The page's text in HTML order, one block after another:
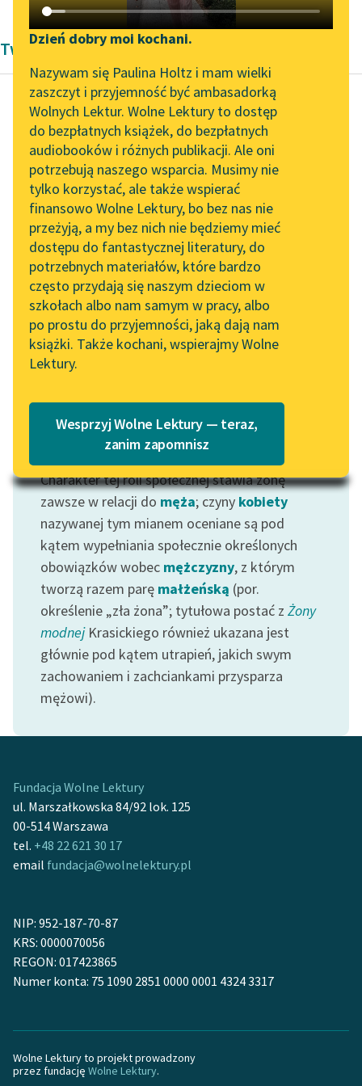
Katalog DAISY
Podkasty o książkach
Zgłoś brak utworu
Aktualności
„Prokurator Alicja Horn”
do słuchania
Byliśmy częścią AI Impact
Lab
Zapraszamy na spotkanie
online z tłumaczkami
literatury skandynawskiej
Spotkanie z Katarzyną
Tunkiel w Oslo
102. lata temu zmarł
Joseph Conrad
Lektury szkolne i klasyka
literatury do słuchania dla
uczennic i uczniów z
niepełnosprawnościami
E-kolekcja lektur
szkolnych i literatury do
słuchania dla uczennic i
uczniów z
niepełnosprawnościami
Feministyczne inspiracje.
Popularyzacja
skandynawskiej literatury
feministycznej
Ręce pełne poezji
twórców przechodzących
do domeny publicznej,
lektur szkolnych oraz
Starego Testamentu
Odkurzamy bohaterów
Lektur
Narzędzia
Mapa Wolnych Lektur
Leśmianator
Przewodnik dla piszących i
czytających
API
OAI-PMH
Widget Wolnych Lektur
Przypisy
Katalog w formacie PDF
O nas
O projekcie
Zespół
Dzień dobry moi kochani.
Nazywam się Paulina Holtz i mam wielki
zaszczyt i przyjemność być ambasadorką
Wolnych Lektur. Wolne Lektury to dostęp
do bezpłatnych książek, do bezpłatnych
audiobooków i różnych publikacji. Ale oni
potrzebują naszego wsparcia. Musimy nie
tylko korzystać, ale także wspierać
finansowo Wolne Lektury, bo bez nas nie
przeżyją, a my bez nich nie będziemy mieć
dostępu do fantastycznej literatury, do
potrzebnych materiałów, które bardzo
często przydają się naszym dzieciom w
szkołach albo nam samym w pracy, albo
po prostu do przyjemności, jaką dają nam
książki. Także kochani, wspierajmy Wolne
Lektury.
Wesprzyj Wolne Lektury — teraz,
zanim zapomnisz
Twórczość Torquata Tassa
Torquato Tasso
Jerozolima
wyzwolona
poważny Orkan z
drugiey strony
Wstał, urodzony ze
krwie zawołaney.
Mąż to beł wielki, ale...
Czytaj więcej
Motyw: Żona
Charakter tej roli społecznej stawia żonę
zawsze w relacji do męża; czyny kobiety
nazywanej tym mianem oceniane są pod
kątem wypełniania społecznie określonych
obowiązków wobec mężczyzny, z którym
tworzą razem parę małżeńską (por.
określenie „zła żona”; tytułowa postać z Żony
modnejKrasickiego również ukazana jest
głównie pod kątem utrapień, jakich swym
zachowaniem i zachciankami przysparza
mężowi).
Fundacja Wolne Lektury
ul. Marszałkowska 84/92 lok. 125
00-514 Warszawa
tel. +48 22 621 30 17
email fundacja@wolnelektury.pl
NIP: 952-187-70-87
KRS: 0000070056
REGON: 017423865
Numer konta: 75 1090 2851 0000 0001 4324 3317
Wolne Lektury to projekt prowadzony
przez fundację Wolne Lektury.